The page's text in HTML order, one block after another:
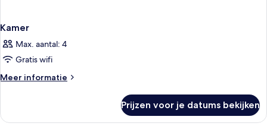
Kamer
Max. aantal: 4
Gratis wifi
Meer informatie
Meer
Prijzen voor je datums bekijken